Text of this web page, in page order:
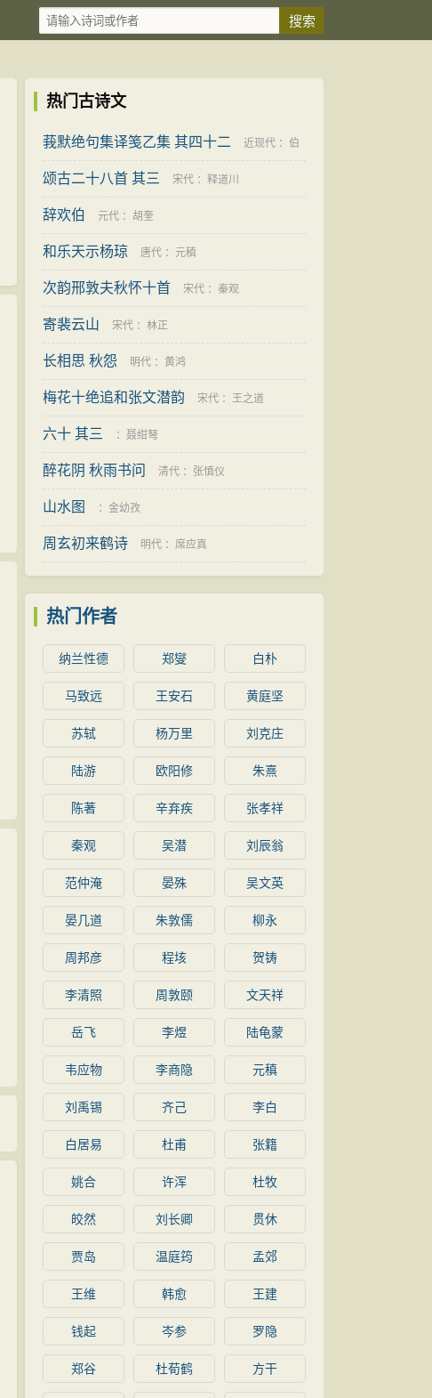
热门古诗文
莪默绝句集译笺乙集 其四十二 近现代 ： 伯
昏子
颂古二十八首 其三 宋代 ： 释道川
辞欢伯 元代 ： 胡奎
和乐天示杨琼 唐代 ： 元稹
次韵邢敦夫秋怀十首 宋代 ： 秦观
寄裴云山 宋代 ： 林正
长相思 秋怨 明代 ： 黄鸿
梅花十绝追和张文潜韵 宋代 ： 王之道
六十 其三 ： 聂绀弩
醉花阴 秋雨书问 清代 ： 张慎仪
山水图 ： 金幼孜
周玄初来鹤诗 明代 ： 席应真
热门作者
纳兰性德 郑燮 白朴
马致远 王安石 黄庭坚
苏轼 杨万里 刘克庄
陆游 欧阳修 朱熹
陈著 辛弃疾 张孝祥
秦观 吴潜 刘辰翁
范仲淹 晏殊 吴文英
晏几道 朱敦儒 柳永
周邦彦 程垓 贺铸
李清照 周敦颐 文天祥
岳飞 李煜 陆龟蒙
韦应物 李商隐 元稹
刘禹锡 齐己 李白
白居易 杜甫 张籍
姚合 许浑 杜牧
皎然 刘长卿 贯休
贾岛 温庭筠 孟郊
王维 韩愈 王建
钱起 岑参 罗隐
郑谷 杜荀鹤 方干